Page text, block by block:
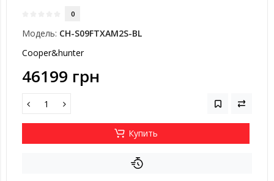
0
Модель: CH-S09FTXAM2S-BL
Cooper&hunter
46199 грн
Купить